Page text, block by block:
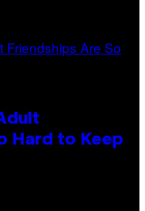
Hard to Keep